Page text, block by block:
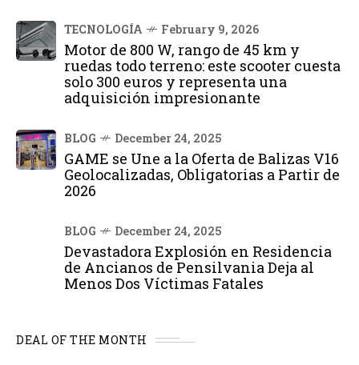
TECNOLOGÍA February 9, 2026
Motor de 800 W, rango de 45 km y
ruedas todo terreno: este scooter cuesta
solo 300 euros y representa una
adquisición impresionante
BLOG December 24, 2025
GAME se Une a la Oferta de Balizas V16
Geolocalizadas, Obligatorias a Partir de
2026
BLOG December 24, 2025
Devastadora Explosión en Residencia
de Ancianos de Pensilvania Deja al
Menos Dos Víctimas Fatales
DEAL OF THE MONTH